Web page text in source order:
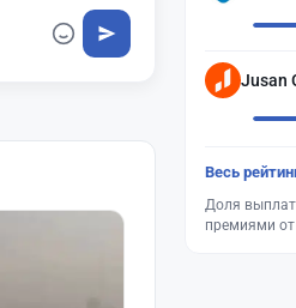
Jusan
Весь
Доля
премиями